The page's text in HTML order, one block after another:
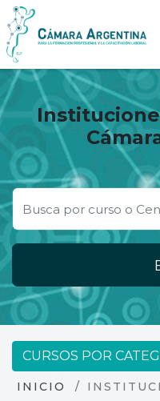
CURSOS POR
INICIO